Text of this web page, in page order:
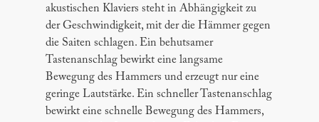
akustischen Klaviers steht in Abhängigkeit zu
der Geschwindigkeit, mit der die Hämmer gegen
die Saiten schlagen. Ein behutsamer
Tastenanschlag bewirkt eine langsame
Bewegung des Hammers und erzeugt nur eine
geringe Lautstärke. Ein schneller Tastenanschlag
bewirkt eine schnelle Bewegung des Hammers,